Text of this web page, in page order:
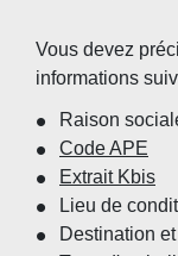
Vous devez
informations
Raison
Code APE
Extrait Kbis
Lieu de
Destination